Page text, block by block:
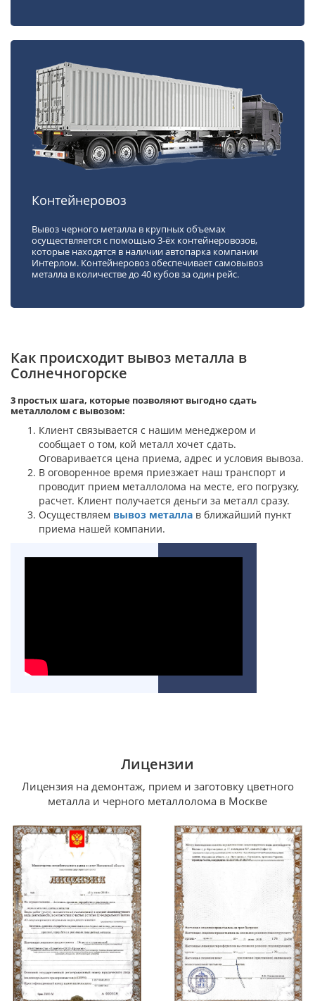
Контейнеровоз
Вывоз черного металла в крупных объемах
осуществляется с помощью 3-ёх контейнеровозов,
которые находятся в наличии автопарка компании
Интерлом. Контейнеровоз обеспечивает самовывоз
металла в количестве до 40 кубов за один рейс.
Как происходит вывоз металла в
Солнечногорске
3 простых шага, которые позволяют выгодно сдать
металлолом с вывозом:
Клиент связывается с нашим менеджером и
сообщает о том, кой металл хочет сдать.
Оговаривается цена приема, адрес и условия вывоза.
В оговоренное время приезжает наш транспорт и
проводит прием металлолома на месте, его погрузку,
расчет. Клиент получается деньги за металл сразу.
Осуществляем вывоз металла в ближайший пункт
приема нашей компании.
Лицензии
Лицензия на демонтаж, прием и заготовку цветного
металла и черного металлолома в Москве